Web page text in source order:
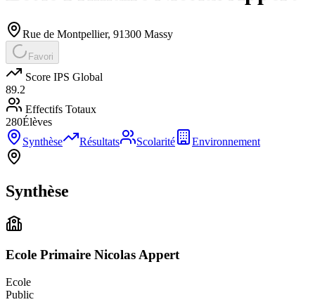
Rue de Montpellier, 91300 Massy
Favori
Score IPS Global
89.2
Effectifs Totaux
280Élèves
Synthèse
Résultats Scolarité Environnement
Synthèse
Ecole Primaire Nicolas Appert
Ecole
Public